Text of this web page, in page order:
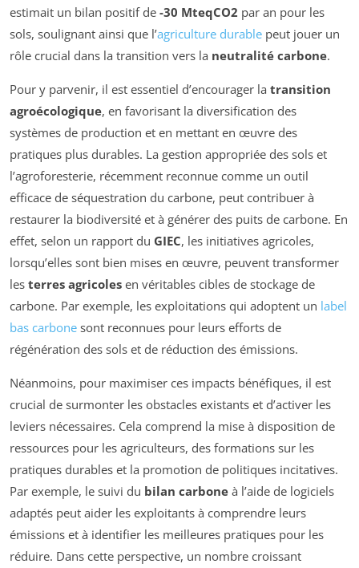
estimait un bilan positif de -30 MteqCO2 par an pour les
sols, soulignant ainsi que l’agriculture durable peut jouer un
rôle crucial dans la transition vers la neutralité carbone.
Pour y parvenir, il est essentiel d’encourager la transition
agroécologique, en favorisant la diversification des
systèmes de production et en mettant en œuvre des
pratiques plus durables. La gestion appropriée des sols et
l’agroforesterie, récemment reconnue comme un outil
efficace de séquestration du carbone, peut contribuer à
restaurer la biodiversité et à générer des puits de carbone. En
effet, selon un rapport du GIEC, les initiatives agricoles,
lorsqu’elles sont bien mises en œuvre, peuvent transformer
les terres agricoles en véritables cibles de stockage de
carbone. Par exemple, les exploitations qui adoptent un label
bas carbone sont reconnues pour leurs efforts de
régénération des sols et de réduction des émissions.
Néanmoins, pour maximiser ces impacts bénéfiques, il est
crucial de surmonter les obstacles existants et d’activer les
leviers nécessaires. Cela comprend la mise à disposition de
ressources pour les agriculteurs, des formations sur les
pratiques durables et la promotion de politiques incitatives.
Par exemple, le suivi du bilan carbone à l’aide de logiciels
adaptés peut aider les exploitants à comprendre leurs
émissions et à identifier les meilleures pratiques pour les
réduire. Dans cette perspective, un nombre croissant